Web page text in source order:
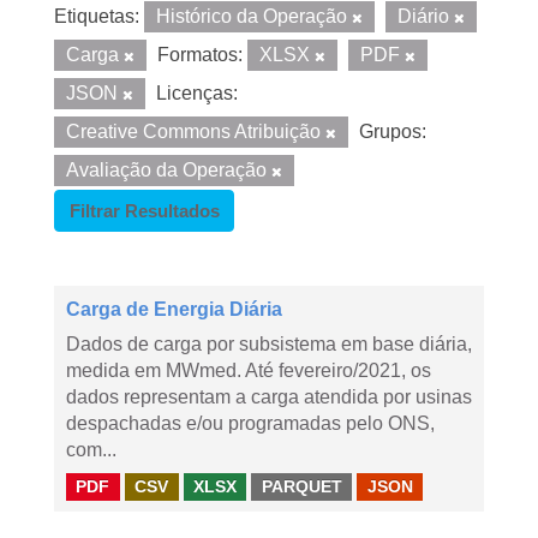
Etiquetas: Histórico da Operação
Diário
Carga
Formatos: XLSX
PDF
JSON
Licenças:
Creative Commons Atribuição
Grupos:
Avaliação da Operação
Filtrar Resultados
Carga de Energia Diária
Dados de carga por subsistema em base diária,
medida em MWmed. Até fevereiro/2021, os
dados representam a carga atendida por usinas
despachadas e/ou programadas pelo ONS,
com...
PDF CSV XLSX PARQUET JSON